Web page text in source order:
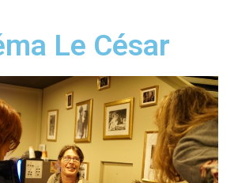
Le César